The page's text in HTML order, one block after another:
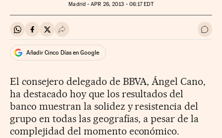
Madrid -APR 26, 2013 - 06:17EDT
Compartir en Whatsapp
Compartir en Facebook
Compartir en Twitter
Desplegar Redes Sociales Ir a
Añadir Cinco Días en Google
El consejero delegado de BBVA, Ángel Cano,
ha destacado hoy que los resultados del
banco muestran la solidez y resistencia del
grupo en todas las geografías, a pesar de la
complejidad del momento económico.